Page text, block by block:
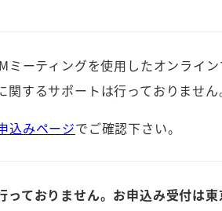
ミーティングを使用したオンライ
するサポートは行っておりません
込みページでご確認下さい。
ておりません。お申込み受付は